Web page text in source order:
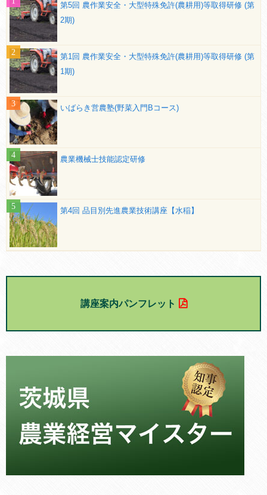
第5回 農作業安全・大型特殊免許(農耕用)等取得研修 (第
2期)
第1回 農作業安全・大型特殊免許(農耕用)等取得研修 (第
1期)
いばらき営農塾(野菜入門Bコース)
農業機械士技能認定研修
第4回 品目別先進農業技術講座【水稲】
講座案内パンフレット